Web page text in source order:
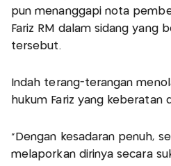
pun menanggapi nota
Fariz RM dalam sidang yang
tersebut.
Indah terang-terangan
hukum Fariz yang keberatan
"Dengan kesadaran penuh,
melaporkan dirinya secara